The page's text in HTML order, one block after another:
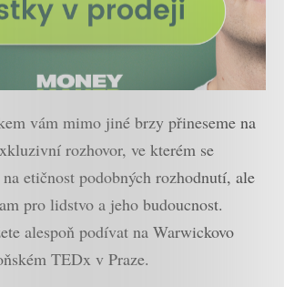
vám mimo jiné brzy přineseme na
rozhovor, ve kterém se
etičnost podobných rozhodnutí, ale
pro lidstvo a jeho budoucnost.
alespoň podívat na Warwickovo
TEDx v Praze.